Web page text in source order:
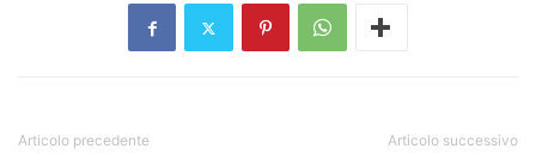
Articolo precedente Articolo successivo